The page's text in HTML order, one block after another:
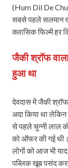
(Hum Dil De
सबसे पहले सलमान
क्लासिक फिल्में हर
जैकी श्रॉफ
हुआ था
देवदास में जैकी
अदा किया था
से पहले चुन्नी लाल
को ऑफर की गई
लोगों को आज भी
पब्लिक खूब पसंद